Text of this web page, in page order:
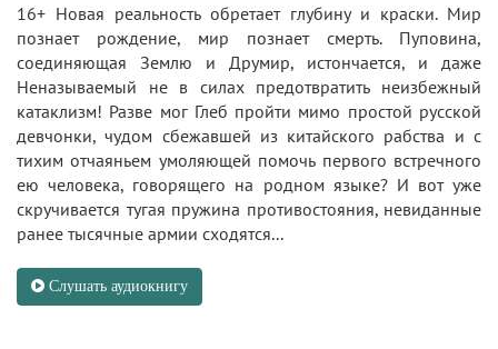
16+ Новая реальность обретает глубину и краски. Мир
познает рождение, мир познает смерть. Пуповина,
соединяющая Землю и Друмир, истончается, и даже
Неназываемый не в силах предотвратить неизбежный
катаклизм! Разве мог Глеб пройти мимо простой русской
девчонки, чудом сбежавшей из китайского рабства и с
тихим отчаяньем умоляющей помочь первого встречного
ею человека, говорящего на родном языке? И вот уже
скручивается тугая пружина противостояния, невиданные
ранее тысячные армии сходятся...
Слушать аудиокнигу